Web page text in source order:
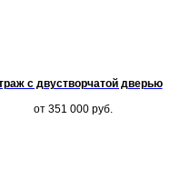
с двустворчатой дверью
от 351 000 руб.